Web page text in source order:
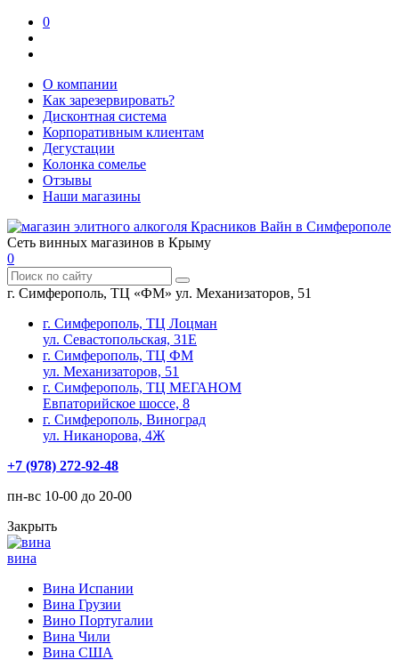
0
О компании
Как зарезервировать?
Дисконтная система
Корпоративным клиентам
Дегустации
Колонка сомелье
Отзывы
Наши магазины
Сеть винных магазинов в Крыму
0
г. Симферополь, ТЦ «ФМ» ул. Механизаторов, 51
г. Симферополь, ТЦ Лоцман
ул. Севастопольская, 31Е
г. Симферополь, ТЦ ФМ
ул. Механизаторов, 51
г. Симферополь, ТЦ МЕГАНОМ
Евпаторийское шоссе, 8
г. Симферополь, Виноград
ул. Никанорова, 4Ж
+7 (978) 272-92-48
пн-вс 10-00 до 20-00
Закрыть
вина
Вина Испании
Вина Грузии
Вино Португалии
Вина Чили
Вина США